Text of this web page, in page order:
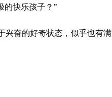
的快乐孩子？”
兴奋的好奇状态，似乎也有满